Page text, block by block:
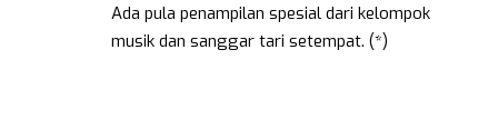
Ada pula penampilan spesial dari kelompok
musik dan sanggar tari setempat. (*)